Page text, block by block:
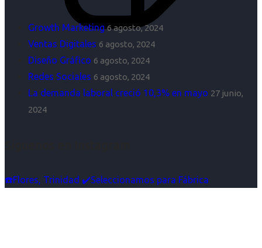
Growth Marketing 6 agosto, 2024
Ventas Digitales 6 agosto, 2024
Diseño Gráfico 6 agosto, 2024
Redes Sociales 6 agosto, 2024
La demanda laboral creció 10,3% en mayo 27 junio,
2024
☎️Flores, Trinidad ✔️Seleccionamos para Fábrica